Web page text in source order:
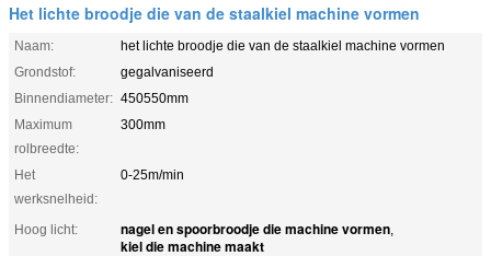
Het lichte broodje die van de staalkiel machine vormen
Naam:
het lichte broodje die van de staalkiel machine vormen
Grondstof:
gegalvaniseerd
Binnendiameter: 450550mm
Maximum
rolbreedte:
300mm
Het
werksnelheid:
0-25m/min
Hoog licht: nagel en spoorbroodje die machine vormen,
kiel die machine maakt